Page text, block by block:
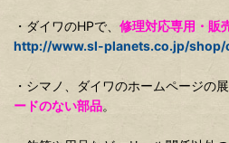
・ダイワのHPで、 修理対応専用・販
http://www.sl-planets.co.jp/shop/
・シマノ、ダイワのホームページの展
ードのない部品。